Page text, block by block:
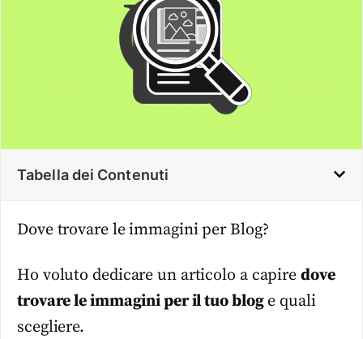
Tabella dei Contenuti
Dove trovare le immagini per Blog?
Ho voluto dedicare un articolo a capire dove
trovare le immagini per il tuo bloge quali
scegliere.